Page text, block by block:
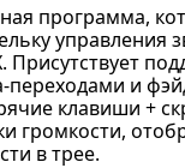
программа,
управления
Присутствует
переходами и
клавиши +
громкости,
в трее.